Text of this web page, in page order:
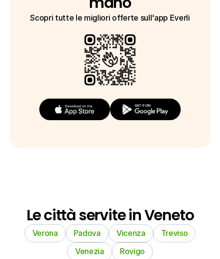
Scopri tutte le migliori offerte sull'app Everli
Le città servite in Veneto
Verona Padova Vicenza
Treviso
Venezia
Rovigo